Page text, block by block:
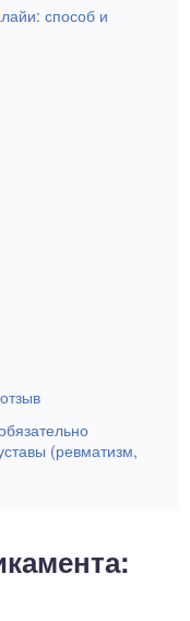
способ и
(ревматизм,